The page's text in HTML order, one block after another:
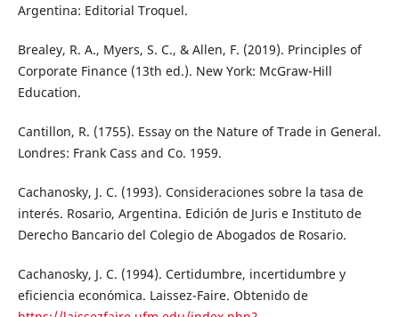
Argentina: Editorial Troquel.
Brealey, R. A., Myers, S. C., & Allen, F. (2019). Principles of
Corporate Finance (13th ed.). New York: McGraw-Hill
Education.
Cantillon, R. (1755). Essay on the Nature of Trade in General.
Londres: Frank Cass and Co. 1959.
Cachanosky, J. C. (1993). Consideraciones sobre la tasa de
interés. Rosario, Argentina. Edición de Juris e Instituto de
Derecho Bancario del Colegio de Abogados de Rosario.
Cachanosky, J. C. (1994). Certidumbre, incertidumbre y
eficiencia económica. Laissez-Faire. Obtenido de